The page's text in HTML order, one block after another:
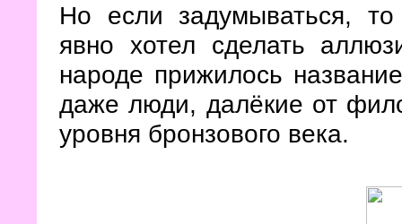
Но если задумываться,
явно хотел сделать
народе прижилось
даже люди, далёкие от
уровня бронзового века.